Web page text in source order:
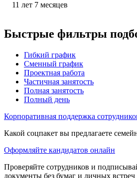
11 лет 7 месяцев
Быстрые фильтры
Гибкий график
Сменный график
Проектная работа
Частичная занятость
Полная занятость
Полный день
Корпоративная поддержка
Какой соцпакет вы предлагаете
Оформляйте кандидатов онлайн
Проверяйте сотрудников и
документы без бумаг и личных встреч